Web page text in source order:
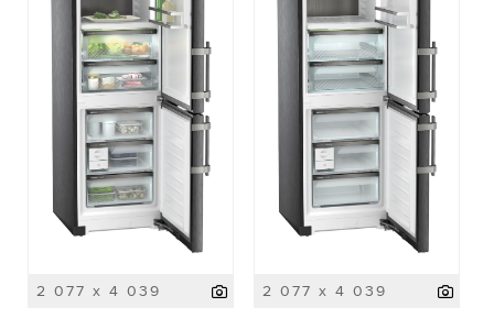
2 077 x 4 039 2 077 x 4 039